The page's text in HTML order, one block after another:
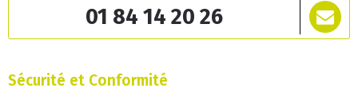
01 84 14 20 26
Sécurité et Conformité